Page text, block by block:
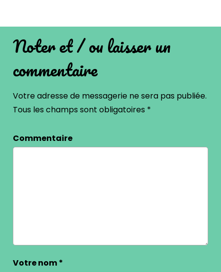
Noter et / ou laisser un
commentaire
Votre adresse de messagerie ne sera pas publiée.
Tous les champs sont obligatoires *
Commentaire
Votre nom*